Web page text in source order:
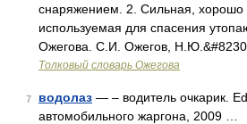
снаряжением. 2. Сильная, хорошо
используемая для спасения
Ожегова. С.И. Ожегов,
Толковый словарь Ожегова
7 водолаз — – водитель очкарик.
автомобильного жаргона, 2009 …